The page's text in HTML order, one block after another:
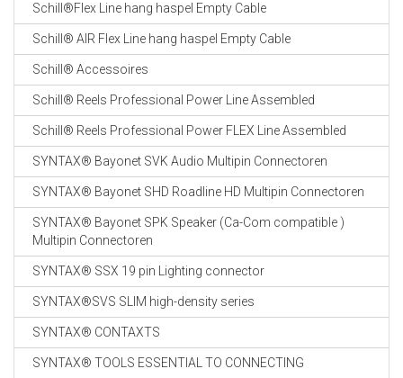
Schill®Flex Line hang haspel Empty Cable
Schill® AIR Flex Line hang haspel Empty Cable
Schill® Accessoires
Schill® Reels Professional Power Line Assembled
Schill® Reels Professional Power FLEX Line Assembled
SYNTAX® Bayonet SVK Audio Multipin Connectoren
SYNTAX® Bayonet SHD Roadline HD Multipin Connectoren
SYNTAX® Bayonet SPK Speaker (Ca-Com compatible )
Multipin Connectoren
SYNTAX® SSX 19 pin Lighting connector
SYNTAX®SVS SLIM high-density series
SYNTAX® CONTAXTS
SYNTAX® TOOLS ESSENTIAL TO CONNECTING